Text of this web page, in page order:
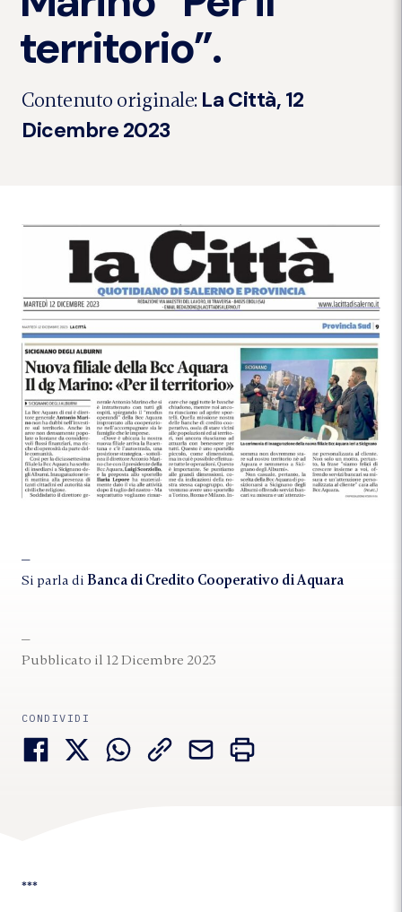
territorio”.
Contenuto originale: La Città, 12
Dicembre 2023
Si parla di Banca di Credito Cooperativo di Aquara
Pubblicato il 12 Dicembre 2023
CONDIVIDI
***